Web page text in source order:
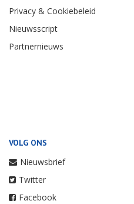
Privacy & Cookiebeleid
Nieuwsscript
Partnernieuws
VOLG ONS
Nieuwsbrief
Twitter
Facebook